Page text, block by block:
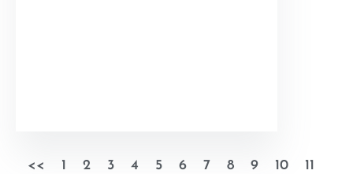
<< 1 2 3 4 5 6 7 8 9 10
11